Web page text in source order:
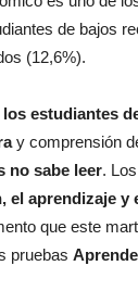
de bajos
(12,6%).
los estudiantes
y comprensión
no sabe leer.
el aprendizaje y
que este
pruebas